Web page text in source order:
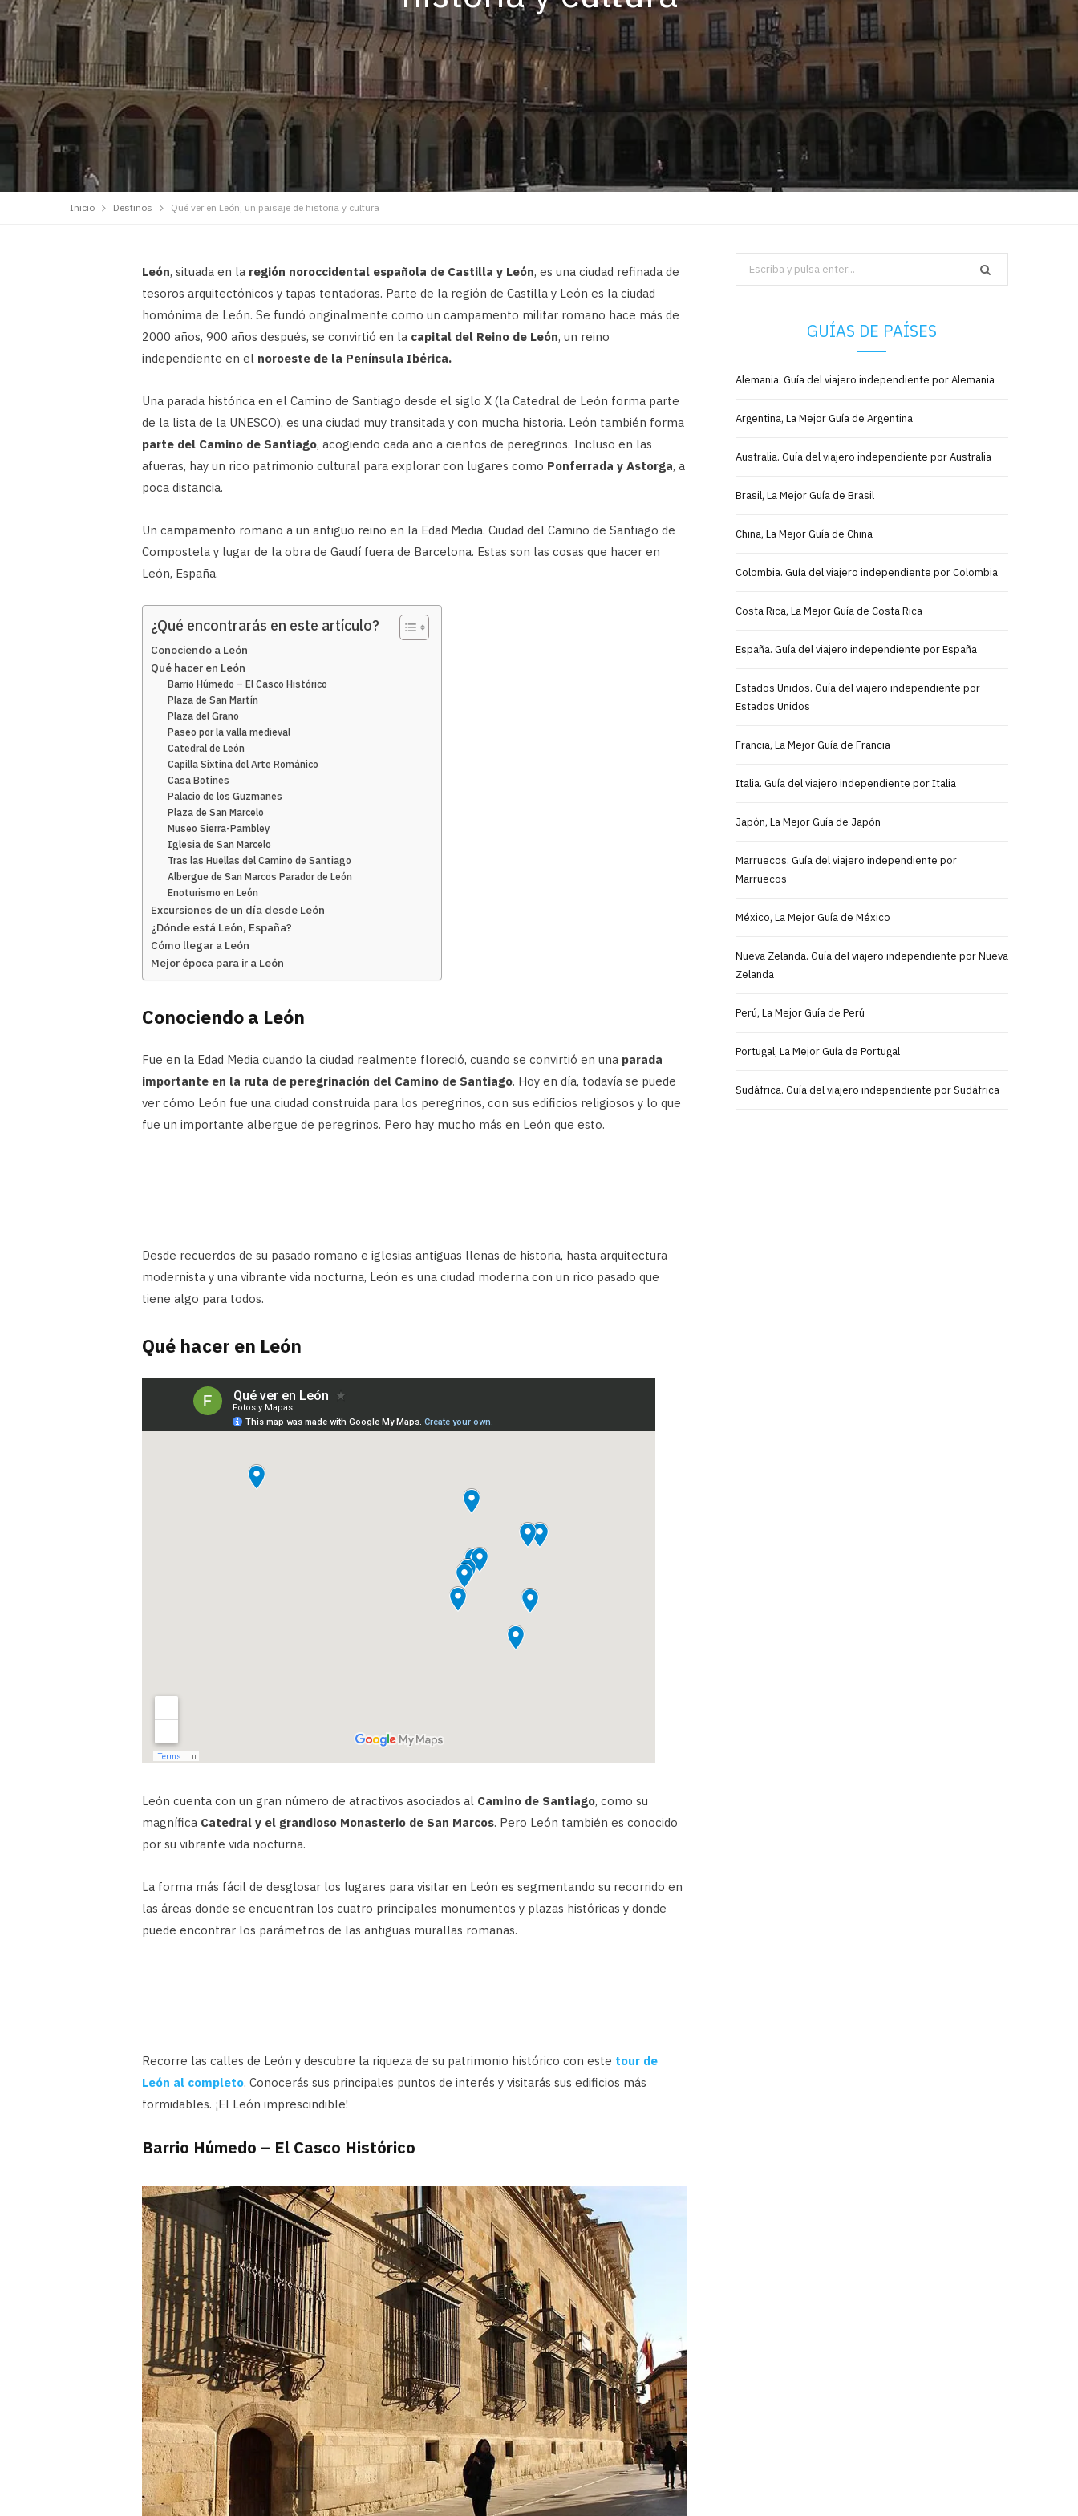
Inicio Destinos Qué ver en León, un paisaje de historia y cultura
León, situada en la región noroccidental española de Castilla y León, es una ciudad refinada de
tesoros arquitectónicos y tapas tentadoras. Parte de la región de Castilla y León es la ciudad
homónima de León. Se fundó originalmente como un campamento militar romano hace más de
2000 años, 900 años después, se convirtió en la capital del Reino de León, un reino
independiente en el noroeste de la Península Ibérica.
Una parada histórica en el Camino de Santiago desde el siglo X (la Catedral de León forma parte
de la lista de la UNESCO), es una ciudad muy transitada y con mucha historia. León también forma
parte del Camino de Santiago, acogiendo cada año a cientos de peregrinos. Incluso en las
afueras, hay un rico patrimonio cultural para explorar con lugares como Ponferrada y Astorga, a
poca distancia.
Un campamento romano a un antiguo reino en la Edad Media. Ciudad del Camino de Santiago de
Compostela y lugar de la obra de Gaudí fuera de Barcelona. Estas son las cosas que hacer en
León, España.
¿Qué encontrarás en este artículo?
Conociendo a León
Qué hacer en León
Barrio Húmedo – El Casco Histórico
Plaza de San Martín
Plaza del Grano
Paseo por la valla medieval
Catedral de León
Capilla Sixtina del Arte Románico
Casa Botines
Palacio de los Guzmanes
Plaza de San Marcelo
Museo Sierra-Pambley
Iglesia de San Marcelo
Tras las Huellas del Camino de Santiago
Albergue de San Marcos Parador de León
Enoturismo en León
Excursiones de un día desde León
¿Dónde está León, España?
Cómo llegar a León
Mejor época para ir a León
Conociendo a León
Fue en la Edad Media cuando la ciudad realmente floreció, cuando se convirtió en una parada
importante en la ruta de peregrinación del Camino de Santiago. Hoy en día, todavía se puede
ver cómo León fue una ciudad construida para los peregrinos, con sus edificios religiosos y lo que
fue un importante albergue de peregrinos. Pero hay mucho más en León que esto.
Desde recuerdos de su pasado romano e iglesias antiguas llenas de historia, hasta arquitectura
modernista y una vibrante vida nocturna, León es una ciudad moderna con un rico pasado que
tiene algo para todos.
Qué hacer en León
León cuenta con un gran número de atractivos asociados al Camino de Santiago, como su
magnífica Catedral y el grandioso Monasterio de San Marcos. Pero León también es conocido
por su vibrante vida nocturna.
La forma más fácil de desglosar los lugares para visitar en León es segmentando su recorrido en
las áreas donde se encuentran los cuatro principales monumentos y plazas históricas y donde
puede encontrar los parámetros de las antiguas murallas romanas.
Recorre las calles de León y descubre la riqueza de su patrimonio histórico con este tour de
León al completo. Conocerás sus principales puntos de interés y visitarás sus edificios más
formidables. ¡El León imprescindible!
Barrio Húmedo – El Casco Histórico
Search
for:
GUÍAS DE PAÍSES
Alemania. Guía del viajero independiente por Alemania
Argentina, La Mejor Guía de Argentina
Australia. Guía del viajero independiente por Australia
Brasil, La Mejor Guía de Brasil
China, La Mejor Guía de China
Colombia. Guía del viajero independiente por Colombia
Costa Rica, La Mejor Guía de Costa Rica
España. Guía del viajero independiente por España
Estados Unidos. Guía del viajero independiente por
Estados Unidos
Francia, La Mejor Guía de Francia
Italia. Guía del viajero independiente por Italia
Japón, La Mejor Guía de Japón
Marruecos. Guía del viajero independiente por
Marruecos
México, La Mejor Guía de México
Nueva Zelanda. Guía del viajero independiente por Nueva
Zelanda
Perú, La Mejor Guía de Perú
Portugal, La Mejor Guía de Portugal
Sudáfrica. Guía del viajero independiente por Sudáfrica